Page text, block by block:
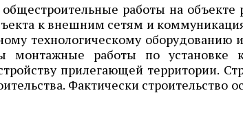
работы на объекте
к внешним сетям и
технологическому
монтажные работы по установке
прилегающей территории.
Фактически строительство